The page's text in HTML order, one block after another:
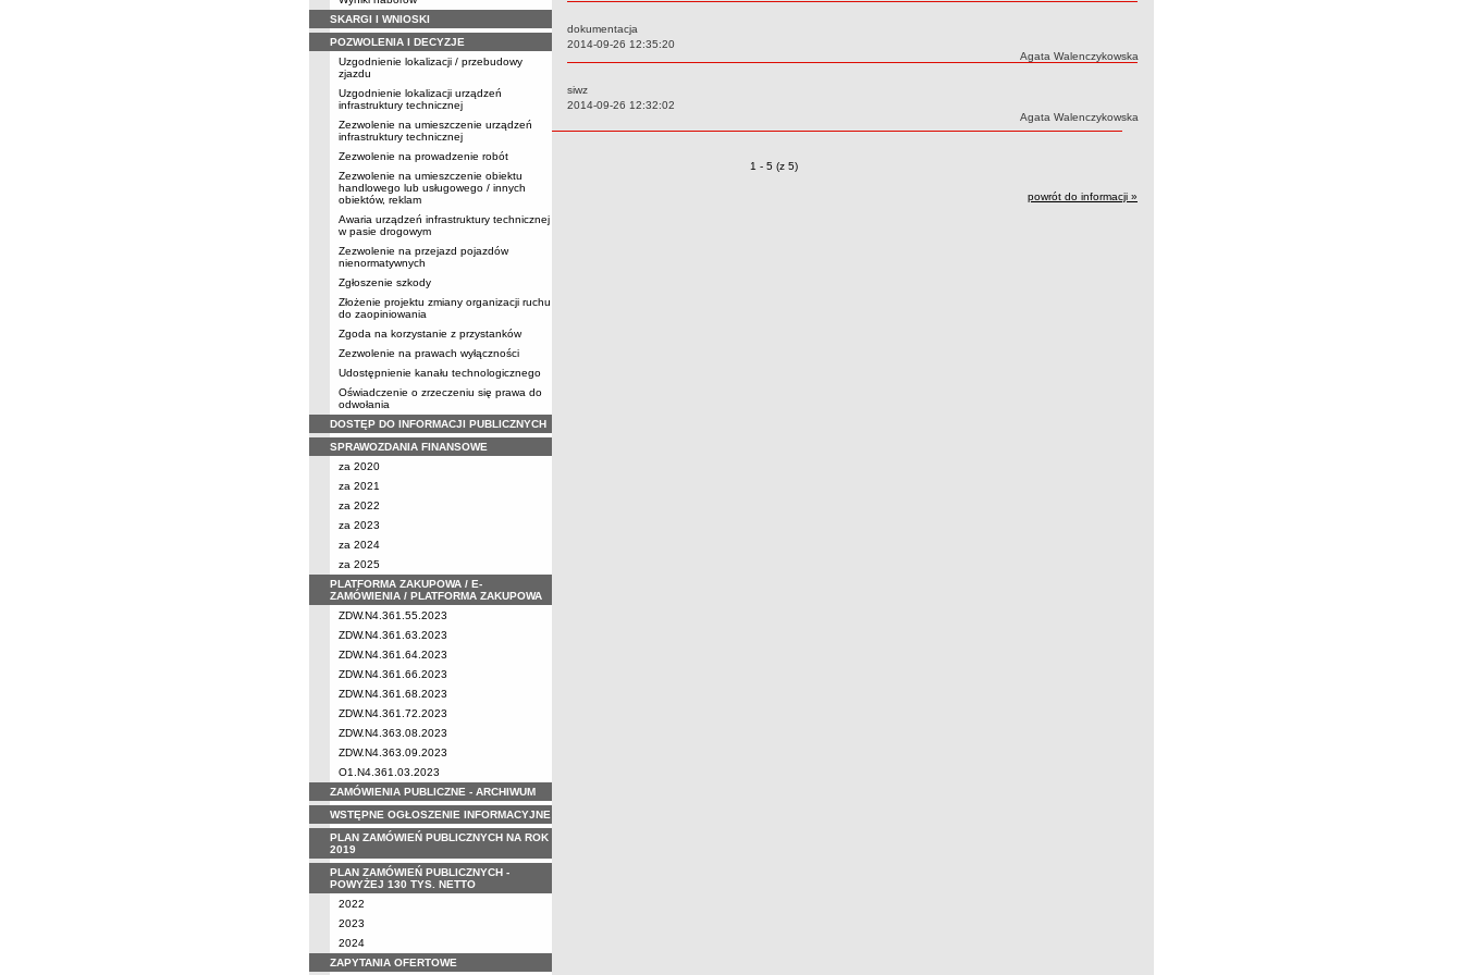
SKARGI I WNIOSKI
POZWOLENIA I DECYZJE
Uzgodnienie lokalizacji / przebudowy
zjazdu
Uzgodnienie lokalizacji urządzeń
infrastruktury technicznej
Zezwolenie na umieszczenie urządzeń
infrastruktury technicznej
Zezwolenie na prowadzenie robót
Zezwolenie na umieszczenie obiektu
handlowego lub usługowego / innych
obiektów, reklam
Awaria urządzeń infrastruktury technicznej
w pasie drogowym
Zezwolenie na przejazd pojazdów
nienormatywnych
Zgłoszenie szkody
Złożenie projektu zmiany organizacji ruchu
do zaopiniowania
Zgoda na korzystanie z przystanków
Zezwolenie na prawach wyłączności
Udostępnienie kanału technologicznego
Oświadczenie o zrzeczeniu się prawa do
odwołania
DOSTĘP DO INFORMACJI PUBLICZNYCH
SPRAWOZDANIA FINANSOWE
za 2020
za 2021
za 2022
za 2023
za 2024
za 2025
PLATFORMA ZAKUPOWA / E-
ZAMÓWIENIA / PLATFORMA ZAKUPOWA
ZDW.N4.361.55.2023
ZDW.N4.361.63.2023
ZDW.N4.361.64.2023
ZDW.N4.361.66.2023
ZDW.N4.361.68.2023
ZDW.N4.361.72.2023
ZDW.N4.363.08.2023
ZDW.N4.363.09.2023
O1.N4.361.03.2023
ZAMÓWIENIA PUBLICZNE - ARCHIWUM
WSTĘPNE OGŁOSZENIE INFORMACYJNE
PLAN ZAMÓWIEŃ PUBLICZNYCH NA ROK
2019
PLAN ZAMÓWIEŃ PUBLICZNYCH -
POWYŻEJ 130 TYS. NETTO
2022
2023
2024
ZAPYTANIA OFERTOWE
dokumentacja
Data:
2014-09-26 12:35:20
Autor:
Agata Walenczykowska
siwz
Data:
2014-09-26 12:32:02
Autor:
Agata Walenczykowska
Zmiany o pozycjach
1 - 5 (z 5)
powrót do informacji »